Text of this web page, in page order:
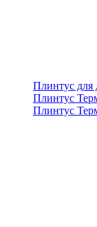
Плинтус
Плинтус
Плинтус